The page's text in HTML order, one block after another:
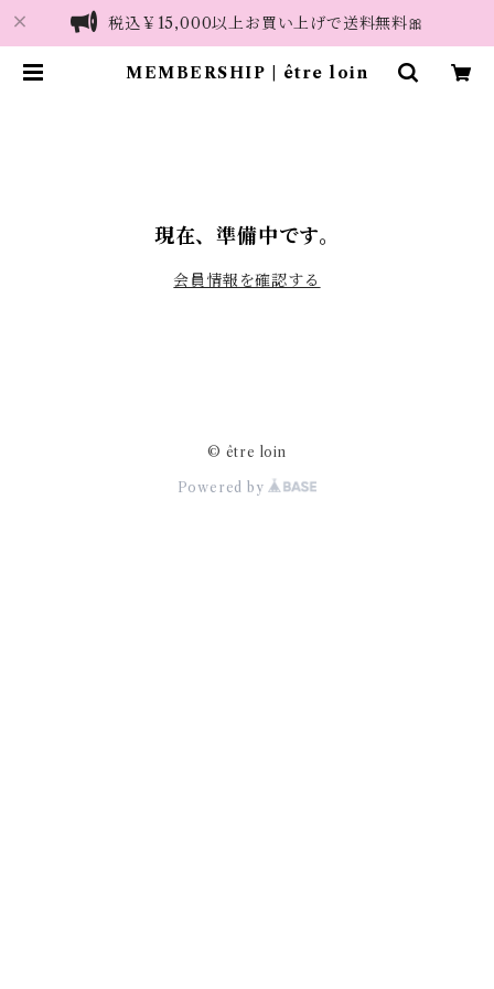
税込￥15,000以上お買い上げで送料無料🎀
MEMBERSHIP | être loin
現在、準備中です。
会員情報を確認する
© être loin
Powered by